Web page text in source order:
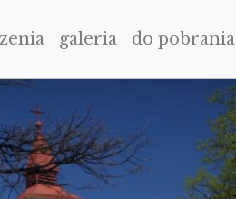
galeria do pobrania